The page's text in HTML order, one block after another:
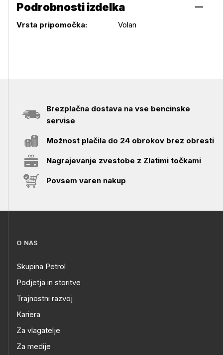
Podrobnosti izdelka
Podrobnosti izdelka
Vrsta pripomočka: Volan
Brezplačna dostava na vse bencinske
servise
Možnost plačila do 24 obrokov brez obresti
Nagrajevanje zvestobe z Zlatimi točkami
Povsem varen nakup
O NAS
Skupina Petrol
Podjetja in storitve
Trajnostni razvoj
Kariera
Za vlagatelje
Za medije